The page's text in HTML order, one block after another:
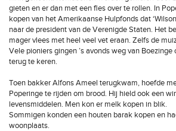
gieten en er dan met een fles over te rollen. In
kopen van het Amerikaanse Hulpfonds dat
naar de president van de Verenigde Staten. Het
mager vlees met heel veel vet eraan. Zelfs de
Vele pioniers gingen ’s avonds weg van Boezinge
terug te keren.
Toen bakker Alfons Ameel terugkwam, hoefde
Poperinge te rijden om brood. Hij hield ook een
levensmiddelen. Men kon er melk kopen in blik.
Sommigen konden een houten barak kopen en
woonplaats.